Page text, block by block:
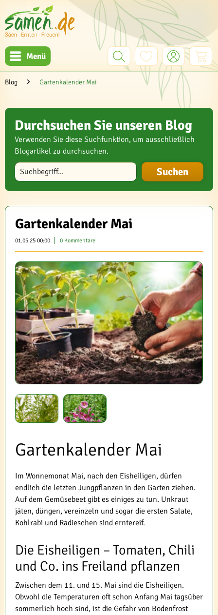
Menü
Blog Gartenkalender Mai
Durchsuchen Sie unseren Blog
Verwenden Sie diese Suchfunktion, um ausschließlich
Blogartikel zu durchsuchen.
Blog durchsuchen
Gartenkalender Mai
01.05.25 00:00 0 Kommentare
Gartenkalender Mai
Im Wonnemonat Mai, nach den Eisheiligen, dürfen
endlich die letzten Jungpflanzen in den Garten ziehen.
Auf dem Gemüsebeet gibt es einiges zu tun. Unkraut
jäten, düngen, vereinzeln und sogar die ersten Salate,
Kohlrabi und Radieschen sind erntereif.
Die Eisheiligen – Tomaten, Chili
und Co. ins Freiland pflanzen
Zwischen dem 11. und 15. Mai sind die Eisheiligen.
Obwohl die Temperaturen oft schon Anfang Mai tagsüber
sommerlich hoch sind, ist die Gefahr von Bodenfrost